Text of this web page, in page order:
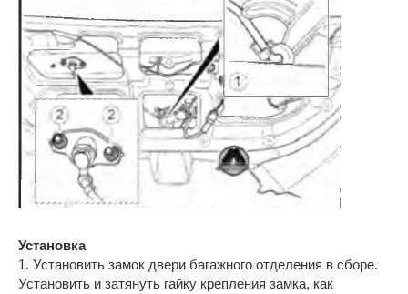
Установка
1. Установить замок двери багажного отделения в сборе.
Установить и затянуть гайку крепления замка, как